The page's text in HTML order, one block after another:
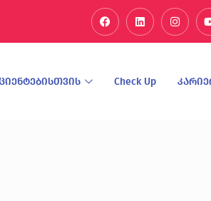
Check Up